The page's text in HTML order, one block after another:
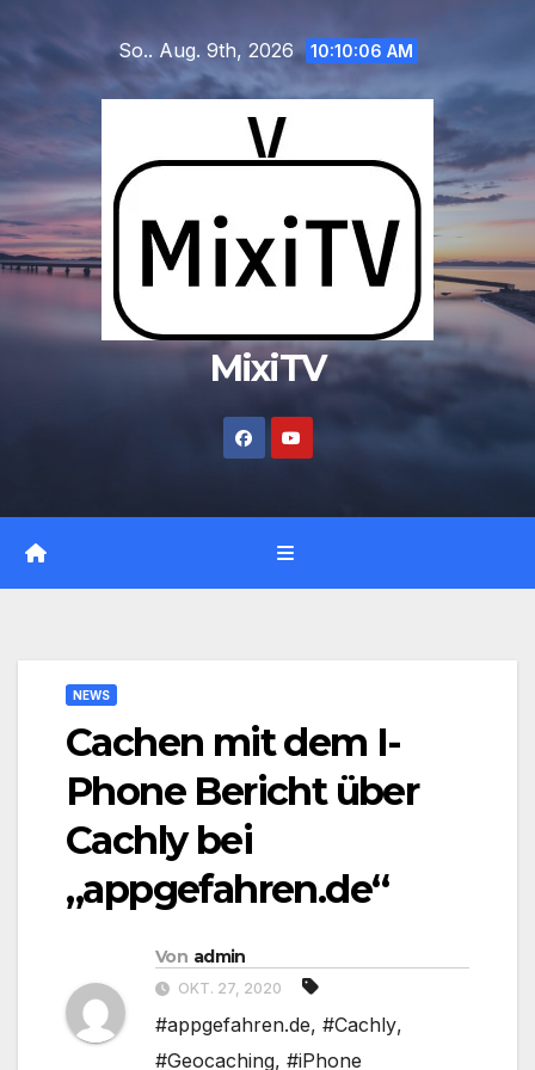
Inhalt
So.. Aug. 9th, 2026 10:10:07 AM
MixiTV
NEWS
Cachen mit dem I-
Phone Bericht über
Cachly bei
„appgefahren.de“
Von admin
OKT. 27, 2020
#appgefahren.de, #Cachly,
#Geocaching, #iPhone